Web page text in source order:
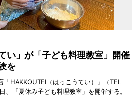
い」が「子ども料理教室」開催
を
HAKKOUTEI（はっこうてい）」（TEL
「夏休み子ども料理教室」を開催する。